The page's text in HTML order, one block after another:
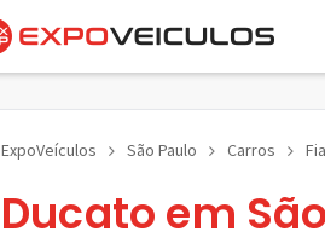
ExpoVeículos São Paulo Carros
Ducato em